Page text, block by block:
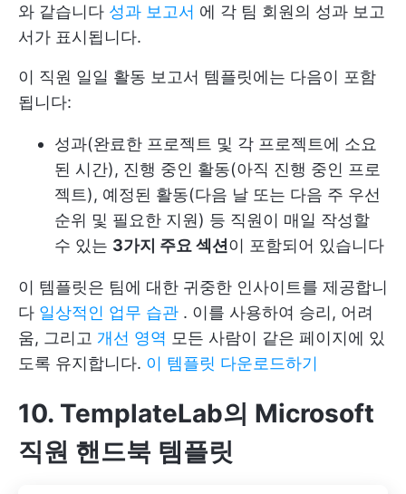
와 같습니다 성과 보고서 에 각 팀 회원의 성과 보고
서가 표시됩니다.
이 직원 일일 활동 보고서 템플릿에는 다음이 포함
됩니다:
성과(완료한 프로젝트 및 각 프로젝트에 소요
된 시간), 진행 중인 활동(아직 진행 중인 프로
젝트), 예정된 활동(다음 날 또는 다음 주 우선
순위 및 필요한 지원) 등 직원이 매일 작성할
수 있는 3가지 주요 섹션 이 포함되어 있습니다
이 템플릿은 팀에 대한 귀중한 인사이트를 제공합니
다 일상적인 업무 습관 . 이를 사용하여 승리, 어려
움, 그리고 개선 영역 모든 사람이 같은 페이지에 있
도록 유지합니다. 이 템플릿 다운로드하기
10. TemplateLab의 Microsoft
직원 핸드북 템플릿